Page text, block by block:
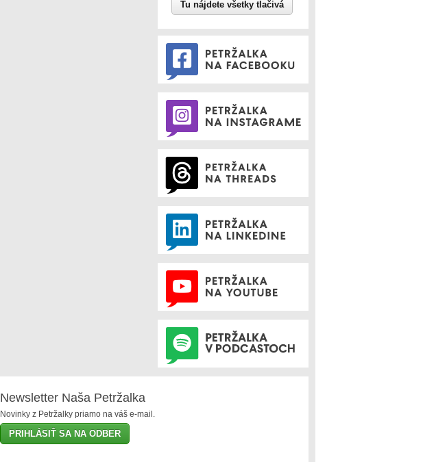
Tu nájdete všetky tlačivá
Newsletter Naša Petržalka
Novinky z Petržalky priamo na váš e-mail.
PRIHLÁSIŤ SA NA ODBER